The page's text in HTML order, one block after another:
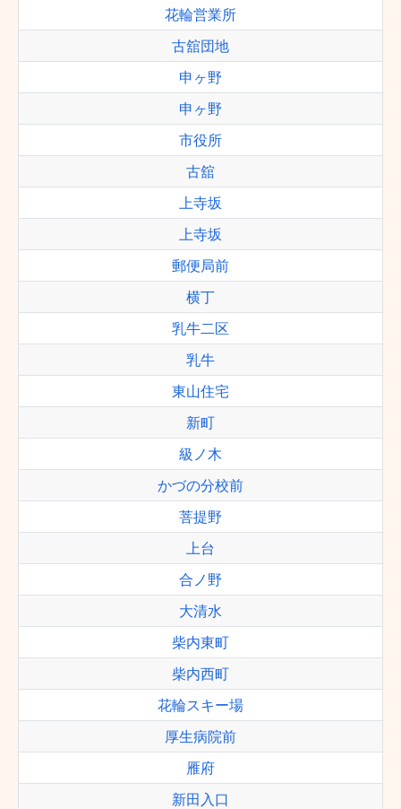
花輪営業所
古舘団地
申ヶ野
申ヶ野
市役所
古舘
上寺坂
上寺坂
郵便局前
横丁
乳牛二区
乳牛
東山住宅
新町
級ノ木
かづの分校前
菩提野
上台
合ノ野
大清水
柴内東町
柴内西町
花輪スキー場
厚生病院前
雁府
新田入口